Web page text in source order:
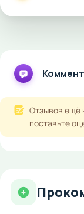
Отзывов ещё
поставьте